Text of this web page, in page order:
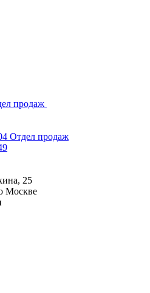
продаж
Отдел продаж
25
Москве